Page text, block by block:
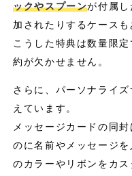
ックやスプーンが付属
加されたりするケースも
こうした特典は数量限
約が欠かせません。
さらに、パーソナライ
えています。
メッセージカードの同
のに名前やメッセージ
のカラーやリボンをカス